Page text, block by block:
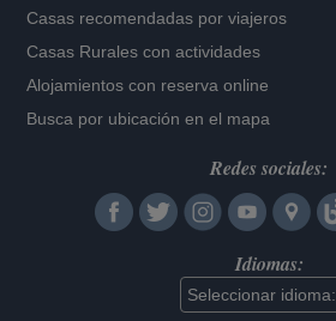
Casas recomendadas por viajeros
Casas Rurales con actividades
Alojamientos con reserva online
Busca por ubicación en el mapa
Redes sociales:
Idiomas: